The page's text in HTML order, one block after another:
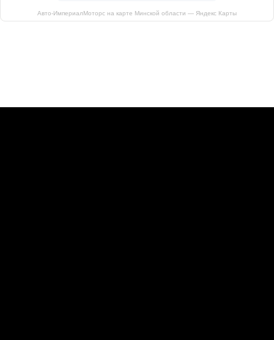
Авто-ИмпериалМоторс на карте Минской области — Яндекс Карты